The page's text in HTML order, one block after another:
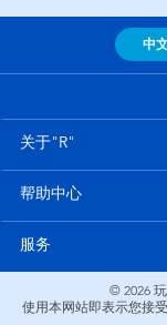
中
关于"R"
帮助中心
服务
© 2026
使用本网站即表示您接